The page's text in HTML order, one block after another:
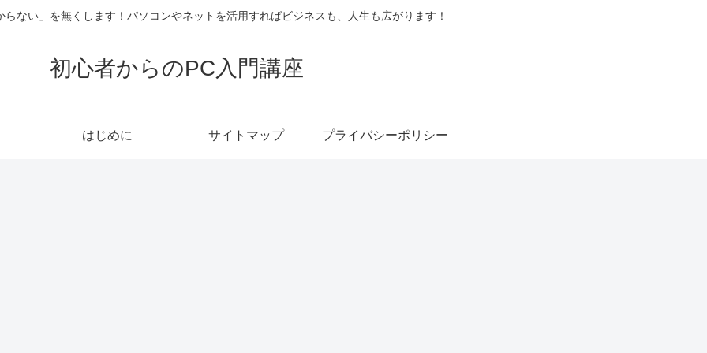
らない」を無くします！パソコンやネットを活用すればビジネスも、人生も広がります！
初心者からのPC入門講座
はじめに サイトマップ プライバシーポリシー